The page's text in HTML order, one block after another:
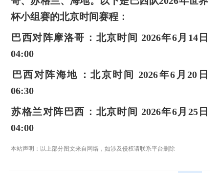
杯小组赛的北京时间赛程‌：
‌巴西对阵摩洛哥‌：北京时间 ‌2026年6月14日
04:00‌
‌巴西对阵海地‌：北京时间 ‌2026年6月20日
06:30‌
‌苏格兰对阵巴西‌：北京时间 ‌2026年6月25日
04:00
本站声明：以上部分图文来自网络，如涉及侵权请联系平台删除